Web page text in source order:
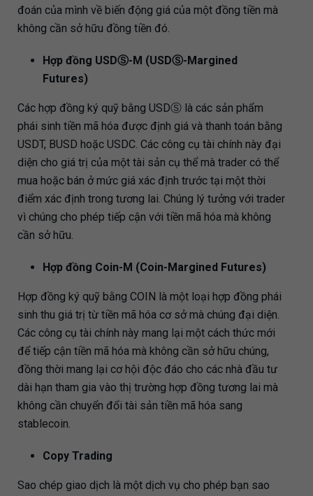
đoán của mình về biến động giá của một đồng tiền mà
không cần sở hữu đồng tiền đó.
Hợp đồng USDⓈ-M (USDⓈ-Margined
Futures)
Các hợp đồng ký quỹ bằng USDⓈ là các sản phẩm
phái sinh tiền mã hóa được định giá và thanh toán bằng
USDT, BUSD hoặc USDC. Các công cụ tài chính này đại
diện cho giá trị của một tài sản cụ thể mà trader có thể
mua hoặc bán ở mức giá xác định trước tại một thời
điểm xác định trong tương lai. Chúng lý tưởng với trader
vì chúng cho phép tiếp cận với tiền mã hóa mà không
cần sở hữu.
Hợp đồng Coin-M (Coin-Margined Futures)
Hợp đồng ký quỹ bằng COIN là một loại hợp đồng phái
sinh thu giá trị từ tiền mã hóa cơ sở mà chúng đại diện.
Các công cụ tài chính này mang lại một cách thức mới
để tiếp cận tiền mã hóa mà không cần sở hữu chúng,
đồng thời mang lại cơ hội độc đáo cho các nhà đầu tư
dài hạn tham gia vào thị trường hợp đồng tương lai mà
không cần chuyển đổi tài sản tiền mã hóa sang
stablecoin.
Copy Trading
Sao chép giao dịch là một dịch vụ cho phép bạn sao